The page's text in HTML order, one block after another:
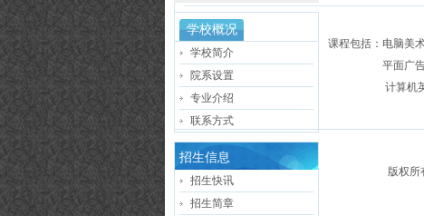
学校概况
学校简介
院系设置
专业介绍
联系方式
招生信息
招生快讯
招生简章
课程包括：电脑美
平面广告
计算机英语、
版权